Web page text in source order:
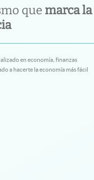
que marca la
en economía, finanzas
a hacerte la economía más fácil